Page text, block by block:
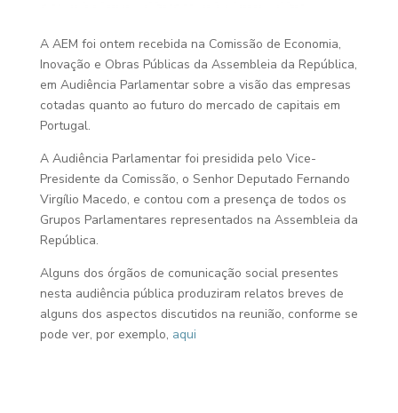
A AEM foi ontem recebida na Comissão de Economia,
Inovação e Obras Públicas da Assembleia da República,
em Audiência Parlamentar sobre a visão das empresas
cotadas quanto ao futuro do mercado de capitais em
Portugal.
A Audiência Parlamentar foi presidida pelo Vice-
Presidente da Comissão, o Senhor Deputado Fernando
Virgílio Macedo, e contou com a presença de todos os
Grupos Parlamentares representados na Assembleia da
República.
Alguns dos órgãos de comunicação social presentes
nesta audiência pública produziram relatos breves de
alguns dos aspectos discutidos na reunião, conforme se
pode ver, por exemplo, aqui